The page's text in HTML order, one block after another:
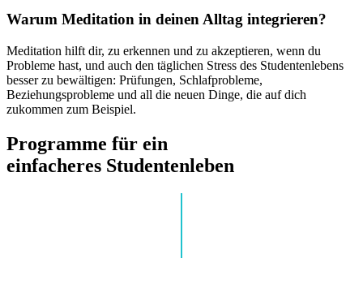
Warum Meditation in deinen Alltag integrieren?
Meditation hilft dir, zu erkennen und zu akzeptieren, wenn du
Probleme hast, und auch den täglichen Stress des Studentenlebens
besser zu bewältigen: Prüfungen, Schlafprobleme,
Beziehungsprobleme und all die neuen Dinge, die auf dich
zukommen zum Beispiel.
Programme für ein
einfacheres Studentenleben